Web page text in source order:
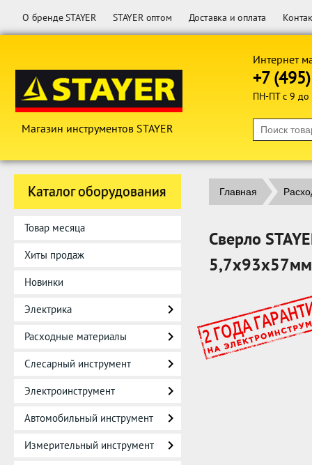
О бренде STAYER STAYER оптом Доставка и оплата
Магазин инструментов STAYER
Интернет
+7
ПН-ПТ с 9 до
Каталог оборудования
Товар месяца
Хиты продаж
Новинки
Электрика
Расходные материалы
Слесарный инструмент
Электроинструмент
Автомобильный инструмент
Измерительный инструмент
Главная
Сверло